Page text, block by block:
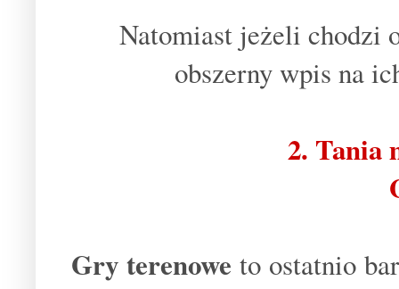
Natomiast jeżeli chodzi
obszerny wpis na
2. Tania
Gry terenowe to ostatnio